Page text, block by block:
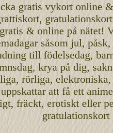
gratis vykort online
, gratulationskort
&online på nätet!
såsom jul,påsk,
tillfödelsedag,
,krya på dig,
,rörliga,elektroniska
att få ett
,fräckt, erotiskteller
gratulationskort